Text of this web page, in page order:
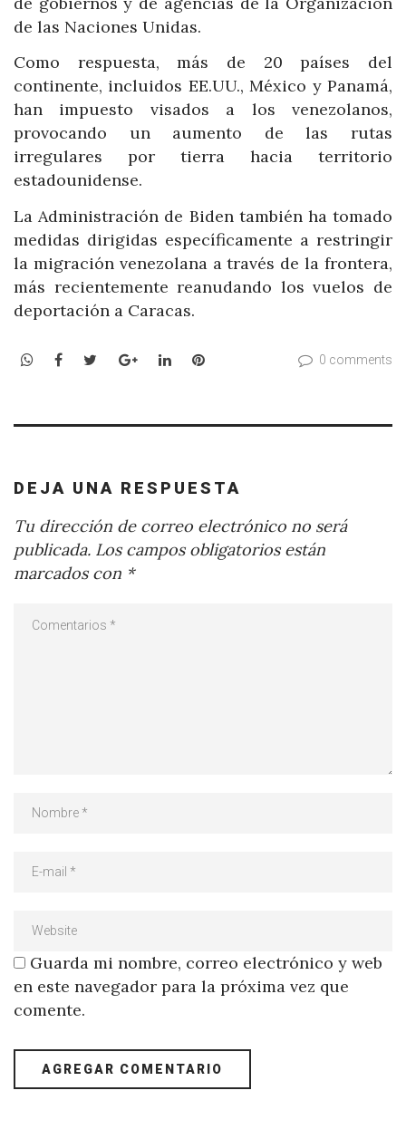
de las Naciones Unidas.
Como respuesta, más de 20 países del
continente, incluidos EE.UU., México y Panamá,
han impuesto visados a los venezolanos,
provocando un aumento de las rutas
irregulares por tierra hacia territorio
estadounidense.
La Administración de Biden también ha tomado
medidas dirigidas específicamente a restringir
la migración venezolana a través de la frontera,
más recientemente reanudando los vuelos de
deportación a Caracas.
WhatsApp
Facebook
TwitterGoogle+LinkedInPinterest 0 comments
DEJA UNA RESPUESTA
Tu dirección de correo electrónico no será
publicada. Los campos obligatorios están
marcados con *
Guarda mi nombre, correo electrónico y web
en este navegador para la próxima vez que
comente.